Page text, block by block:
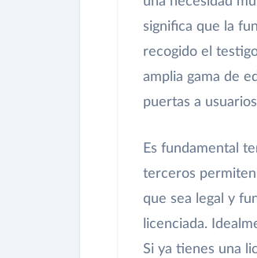
significa que la
recogido el
amplia gama de
puertas a
Es fundamental
terceros
que sea legal y
licenciada.
Si ya tienes una